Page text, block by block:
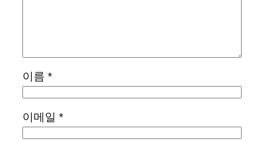
이름 *
이메일 *